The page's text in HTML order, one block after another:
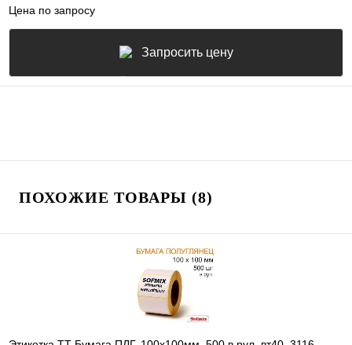
Цена по запросу
Запросить цену
ПОХОЖИЕ ТОВАРЫ (8)